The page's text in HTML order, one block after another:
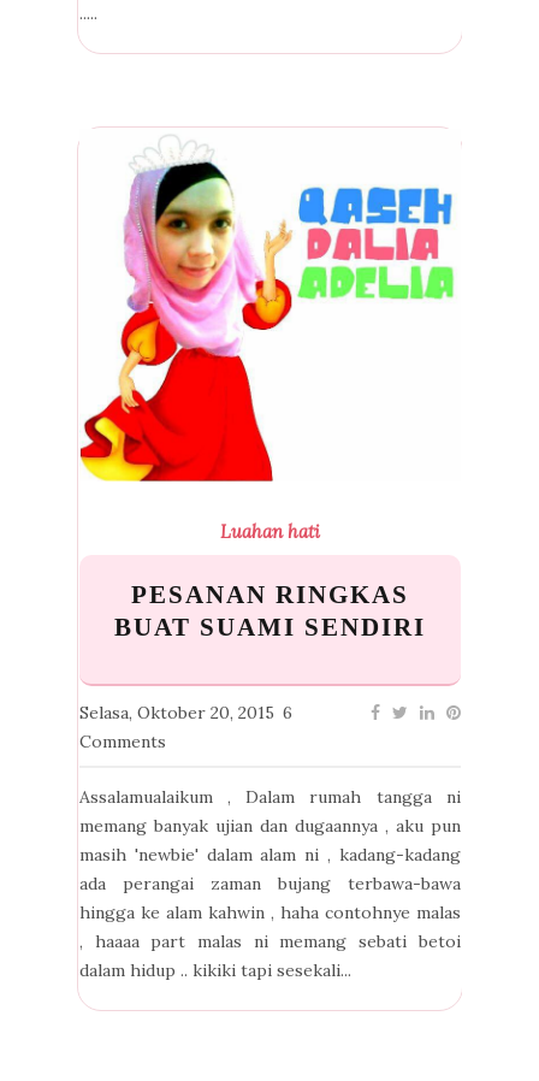
.....
Luahan hati
PESANAN RINGKAS
BUAT SUAMI SENDIRI
Selasa, Oktober 20, 2015 6
Comments
Assalamualaikum , Dalam rumah tangga ni
memang banyak ujian dan dugaannya , aku pun
masih 'newbie' dalam alam ni , kadang-kadang
ada perangai zaman bujang terbawa-bawa
hingga ke alam kahwin , haha contohnye malas
, haaaa part malas ni memang sebati betoi
dalam hidup .. kikiki tapi sesekali...